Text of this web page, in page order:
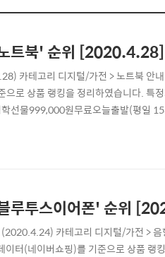
트북' 순위 [2020.4.28]
카테고리 디지털/가전 > 노트북 안
으로 상품 랭킹을 정리하였습니다. 특
선물999,000원무료오늘출발(평일
대 i7 CPU 고성능 대학생 인강 재택
루투스이어폰' 순위
카테고리 디지털/가전 >
이터(네이버쇼핑)를 기준으로 상품